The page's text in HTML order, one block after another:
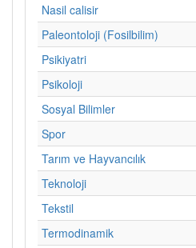
Nasil calisir
Paleontoloji (Fosilbilim)
Psikiyatri
Psikoloji
Sosyal Bilimler
Spor
Tarım ve Hayvancılık
Teknoloji
Tekstil
Termodinamik